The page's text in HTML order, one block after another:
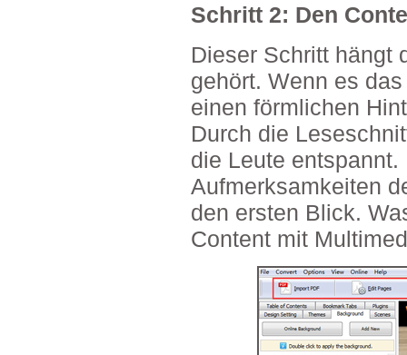
Schritt 2: Den
Dieser Schritt hängt
gehört. Wenn es
einen förmlichen
Durch die
die Leute
Aufmerksamkeiten
den ersten Blick.
Content mit